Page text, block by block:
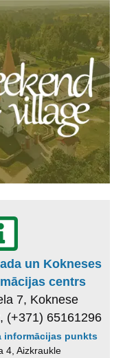
un Kokneses
centrs
7, Koknese
(+371) 65161296
informācijas punkts
4, Aizkraukle